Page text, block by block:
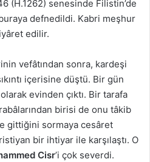
(H.1262) senesinde Filistin’de
defnedildi. Kabri meşhur
edilir.
vefâtından sonra, kardeşi
içerisine düştü. Bir gün
evinden çıktı. Bir tarafa
birisi de onu tâkib
gittiğini sormaya cesâret
bir ihtiyar ile karşılaştı. O
Cisr’i çok severdi.